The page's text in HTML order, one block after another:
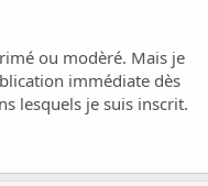
ou modèré. Mais je
immédiate dès
lesquels je suis inscrit.